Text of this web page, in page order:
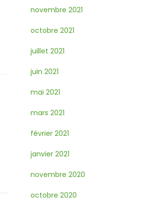
novembre 2021
octobre 2021
juillet 2021
juin 2021
mai 2021
mars 2021
février 2021
janvier 2021
novembre 2020
octobre 2020